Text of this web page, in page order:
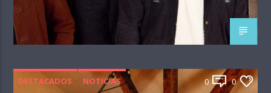
DESTACADOS NOTICIAS 0 0